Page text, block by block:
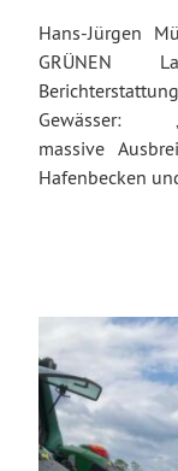
Hans-Jürgen
GRÜNEN
Gewässer:
massive
Hafenbecken